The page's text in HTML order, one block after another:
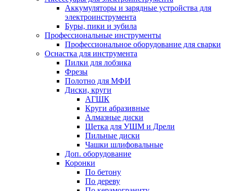
Аккумуляторы и зарядные устройства для
электроинструмента
Буры, пики и зубила
Профессиональные инструменты
Профессиональное оборудование для сварки
Оснастка для инструмента
Пилки для лобзика
Фрезы
Полотно для МФИ
Диски, круги
АГШК
Круги абразивные
Алмазные диски
Щетка для УШМ и Дрели
Пильные диски
Чашки шлифовальные
Доп. оборудование
Коронки
По бетону
По дереву